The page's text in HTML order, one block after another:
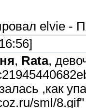
elvie -
, Rata,
,как
sml/